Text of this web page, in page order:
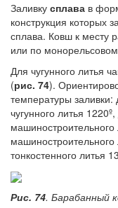
Заливку сплава в
конструкция которых
сплава. Ковш к месту
или по
Для чугунного литья
(рис. 74).
температуры заливки:
чугунного литья
машиностроительного
тонкостенного литья
Рис. 74. Барабанный